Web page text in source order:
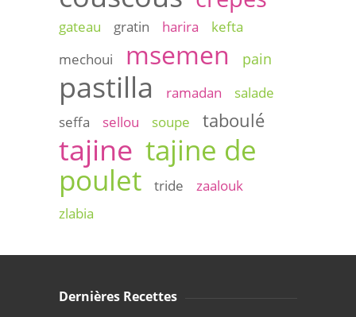
gateau gratin harira
kefta
mechoui
msemen pain
pastilla ramadan
salade
seffa
sellou soupe taboulé
tajine tajine de
poulet
tride
zaalouk
zlabia
Dernières Recettes